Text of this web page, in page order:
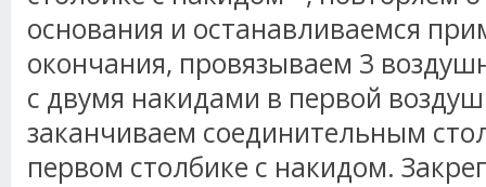
основания и останавливаемся
окончания, провязываем 3
с двумя накидами в первой
заканчиваем соединительным
первом столбике с накидом.